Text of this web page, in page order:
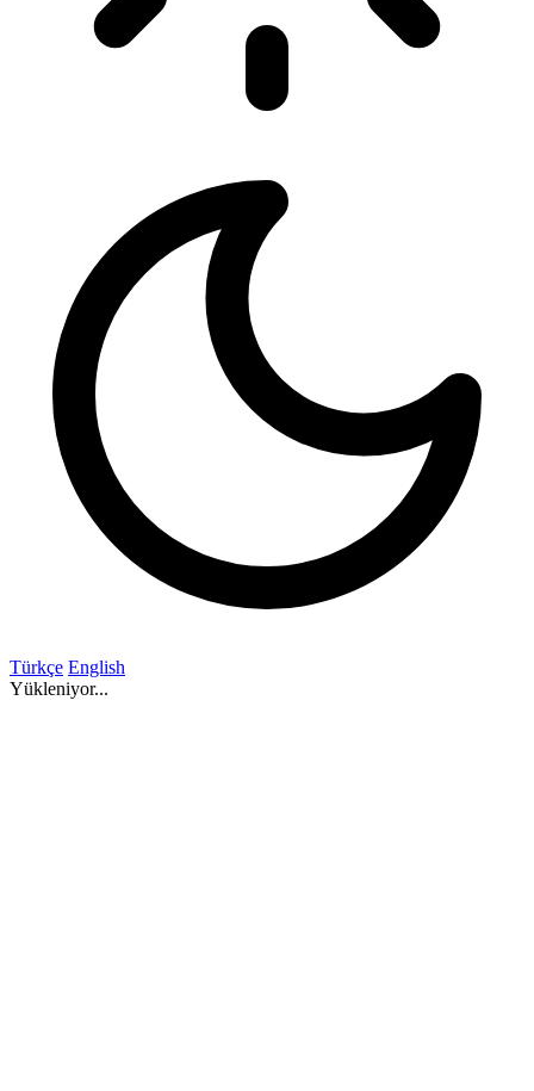
Türkçe English
Yükleniyor...